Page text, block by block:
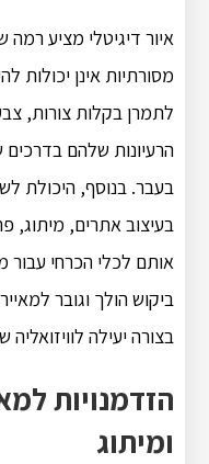
איור דיגיטלי מציע רמה
מסורתיות אינן יכולות
לתמרן בקלות צורות,
הרעיונות שלהם
בעבר. בנוסף, היכולת
בעיצוב אתרים, מיתוג,
אותם לכלי הכרחי עבור
ביקוש הולך וגובר
בצורה יעילה
הזדמנויות
ומיתוג